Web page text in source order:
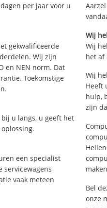
per jaar voor u
gekwalificeerde
Wij zijn
en NEN norm. Dat
Toekomstige
u langs, u geeft het
een specialist
servicewagens
vaak meteen
Wij
Wij
het af
Wij
Heeft
hulp,
zijn
Bel
onze